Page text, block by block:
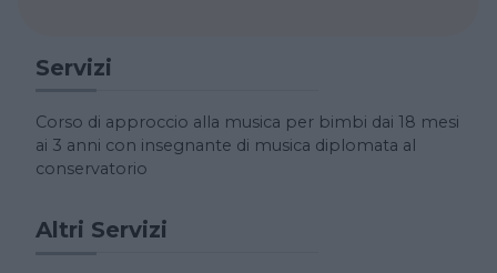
Servizi
Corso di approccio alla musica per bimbi dai 18 mesi
ai 3 anni con insegnante di musica diplomata al
conservatorio
Altri Servizi